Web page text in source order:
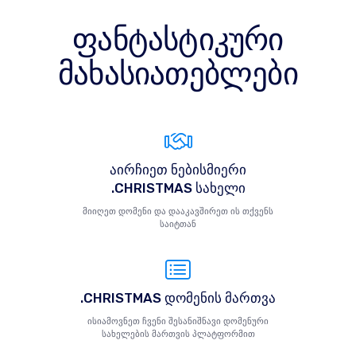
ფანტასტიკური
მახასიათებლები
აირჩიეთ ნებისმიერი
.CHRISTMAS სახელი
მიიღეთ დომენი და დააკავშირეთ ის თქვენს
საიტთან
.CHRISTMAS დომენის მართვა
ისიამოვნეთ ჩვენი შესანიშნავი დომენური
სახელების მართვის პლატფორმით